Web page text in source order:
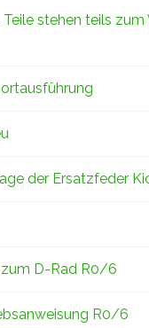
stehen teils zum
der Ersatzfeder
D-Rad R0/6
R0/6